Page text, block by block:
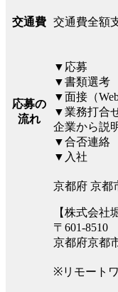
交通費 交通費全額
応募の
流れ
▼応募
▼書類選考
▼面接（
▼業務打合
企業から説
▼合否連絡
▼入社
京都府 京都
【株式会社
〒601-8510
京都府京都
※リモート